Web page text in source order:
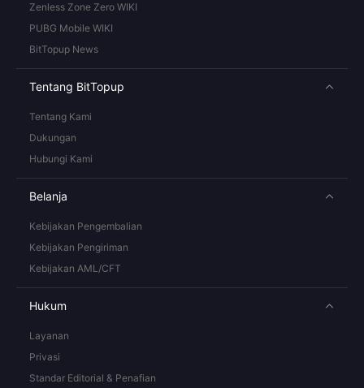
Zenless Zone Zero WIKI
PUBG Mobile WIKI
BitTopup News
Tentang BitTopup
Tentang Kami
Dukungan
Hubungi Kami
Belanja
Kebijakan Pengembalian
Kebijakan Pengiriman
Kebijakan AML/CFT
Hukum
Layanan
Privasi
Standar Editorial & Penafian